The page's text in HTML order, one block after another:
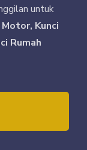
untuk
Kunci
Rumah